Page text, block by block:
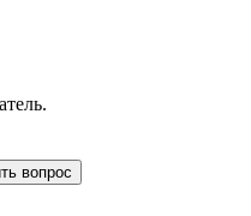
вопрос